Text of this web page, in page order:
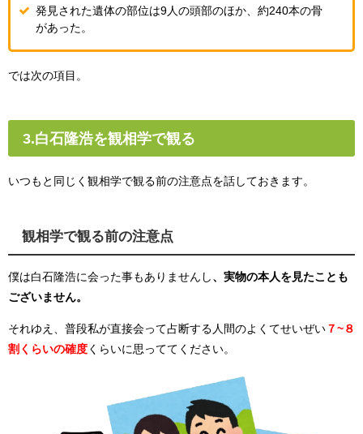
発見された遺体の部位は9人の頭部のほか、約240本の骨
があった。
では次の項目。
3.白石隆浩を観相学で観る
いつもと同じく観相学で観る前の注意点を話しておきます。
観相学で観る前の注意点
僕は白石隆浩に会った事もありませんし
、実物の本人を見たことも
ございません。
それゆえ、普段私が直接会って占断する人間のよくてせいぜい ７~８
割くらいの確度 くらいに思っててください。